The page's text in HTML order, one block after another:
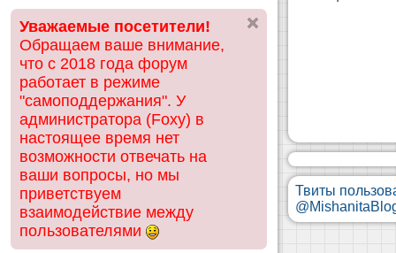
ск
Уважаемые посетители!
Обращаем ваше внимание,
что с 2018 года форум
работает в режиме
"самоподдержания". У
администратора (Foxy) в
настоящее время нет
возможности отвечать на
ваши вопросы, но мы
приветствуем
взаимодействие между
пользователями
Твиты